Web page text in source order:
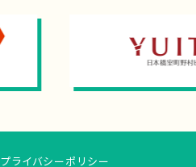
プライバシーポリシー